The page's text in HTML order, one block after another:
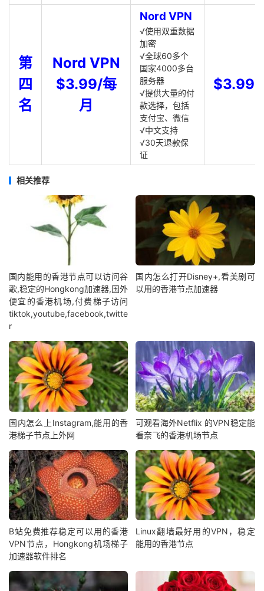
第
四
名
Nord VPN
$3.99/每
月
Nord VPN
√使用双重数据
加密
√全球60多个
国家4000多台
服务器
√提供大量的付
款选择，包括
支付宝、微信
√中文支持
√30天退款保
证
$3.99
相关推荐
国内能用的香港节点可以访问谷
歌,稳定的Hongkong加速器,国外
便宜的香港机场,付费梯子访问
tiktok,youtube,facebook,twitte
r
国内怎么打开Disney+,看美剧可
以用的香港节点加速器
国内怎么上Instagram,能用的香
港梯子节点上外网
可观看海外Netflix 的VPN稳定能
看奈飞的香港机场节点
B站免费推荐稳定可以用的香港
VPN节点，Hongkong机场梯子
加速器软件排名
Linux翻墙最好用的VPN，稳定
能用的香港节点